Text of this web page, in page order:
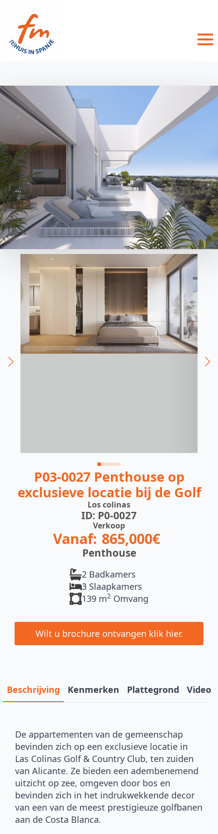
P03-0027 Penthouse op
exclusieve locatie bij de Golf
Los colinas
ID: P0-0027
Verkoop
Vanaf: 865,000€
Penthouse
2 Badkamers
3 Slaapkamers
139 m2 Omvang
Wilt u brochure ontvangen klik hier.
Beschrijving Kenmerken Plattegrond Video
De appartementen van de gemeenschap
bevinden zich op een exclusieve locatie in
Las Colinas Golf & Country Club, ten zuiden
van Alicante. Ze bieden een adembenemend
uitzicht op zee, omgeven door bos en
bevinden zich in het indrukwekkende decor
van een van de meest prestigieuze golfbanen
aan de Costa Blanca.